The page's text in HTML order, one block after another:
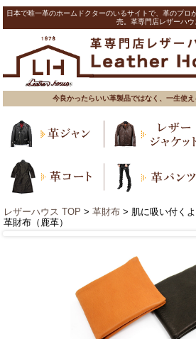
日本で唯一革のホームドクターのいるサイトで、革のプロ
売。革専門店レザーハウ
今良かったらいい革製品ではなく、一生使
レザーハウス TOP > 革財布 > 肌に吸い付く
革財布（鹿革）